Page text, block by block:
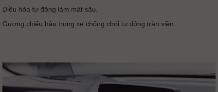
Điều hòa tự động làm mát sâu.
Gương chiếu hậu trong xe chống chói tự động tràn viền.